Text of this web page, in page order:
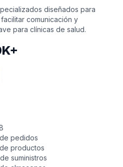
diseñados para
comunicación y
para clínicas de salud.
pedidos
productos
suministros